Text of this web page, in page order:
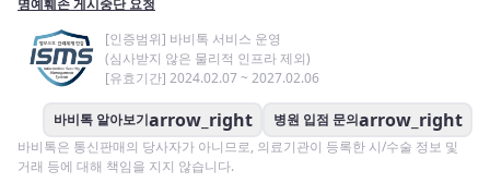
명예훼손 게시중단 요청
[인증범위] 바비톡 서비스 운영
(심사받지 않은 물리적 인프라 제외)
[유효기간] 2024.02.07 ~ 2027.02.06
바비톡 알아보기arrow_right 병원 입점 문의arrow_right
바비톡은 통신판매의 당사자가 아니므로, 의료기관이 등록한 시/수술 정보 및
거래 등에 대해 책임을 지지 않습니다.